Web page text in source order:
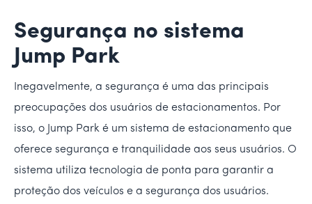
Segurança no sistema
Jump Park
Inegavelmente, a segurança é uma das principais
preocupações dos usuários de estacionamentos. Por
isso, o Jump Park é um sistema de estacionamento que
oferece segurança e tranquilidade aos seus usuários. O
sistema utiliza tecnologia de ponta para garantir a
proteção dos veículos e a segurança dos usuários.